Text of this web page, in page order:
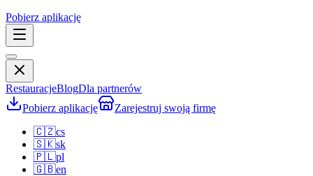
Pobierz aplikację
RestauracjeBlogDla partnerów
Pobierz aplikację
Zarejestruj swoją firmę
🇨🇿cs
🇸🇰sk
🇵🇱pl
🇬🇧en